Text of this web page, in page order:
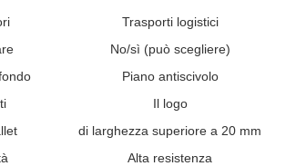
Trasporti logistici
No/sì (può scegliere)
Piano antiscivolo
Il logo
di larghezza superiore a 20 mm
Alta resistenza